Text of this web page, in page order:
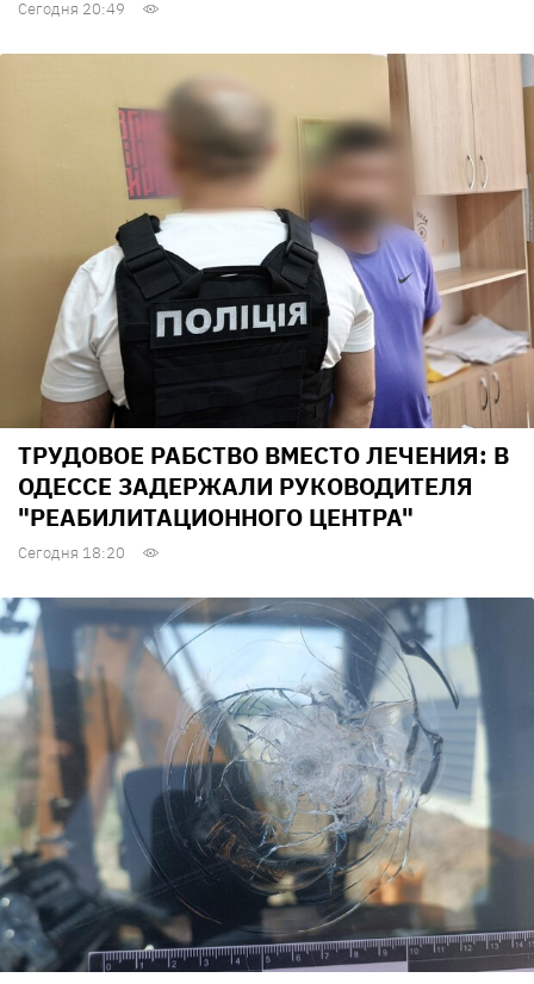
Сегодня 20:49
ТРУДОВОЕ РАБСТВО ВМЕСТО ЛЕЧЕНИЯ: В
ОДЕССЕ ЗАДЕРЖАЛИ РУКОВОДИТЕЛЯ
"РЕАБИЛИТАЦИОННОГО ЦЕНТРА"
Сегодня 18:20